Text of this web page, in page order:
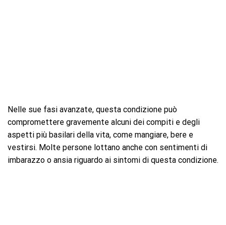
Nelle sue fasi avanzate, questa condizione può
compromettere gravemente alcuni dei compiti e degli
aspetti più basilari della vita, come mangiare, bere e
vestirsi. Molte persone lottano anche con sentimenti di
imbarazzo o ansia riguardo ai sintomi di questa condizione.